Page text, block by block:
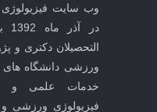
وب سایت
التحصیلان دکتری و
ورزشی دانشگاه های
خدمات علمی و
فیزیولوژی ورزشی